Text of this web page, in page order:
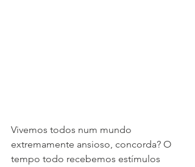
Vivemos todos num mundo
extremamente ansioso, concorda? O
tempo todo recebemos estímulos